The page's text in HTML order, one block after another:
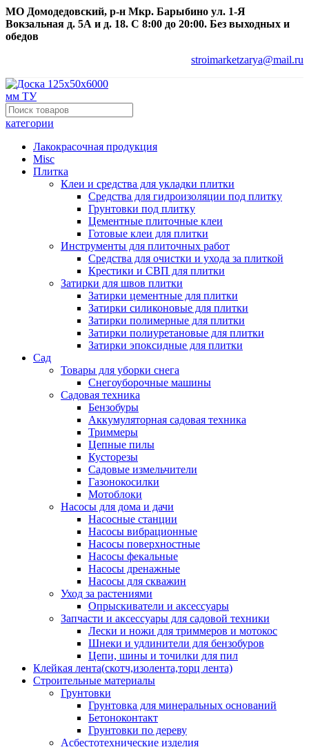
МО Домодедовский, р-н Мкр. Барыбино ул. 1-Я
Вокзальная д. 5А и д. 18. С 8:00 до 20:00. Без выходных и
обедов
stroimarketzarya@mail.ru
категории
Лакокрасочная продукция
Misc
Плитка
Клеи и средства для укладки плитки
Средства для гидроизоляции под плитку
Грунтовки под плитку
Цементные плиточные клеи
Готовые клеи для плитки
Инструменты для плиточных работ
Средства для очистки и ухода за плиткой
Крестики и СВП для плитки
Затирки для швов плитки
Затирки цементные для плитки
Затирки силиконовые для плитки
Затирки полимерные для плитки
Затирки полиуретановые для плитки
Затирки эпоксидные для плитки
Сад
Товары для уборки снега
Снегоуборочные машины
Садовая техника
Бензобуры
Аккумуляторная садовая техника
Триммеры
Цепные пилы
Кусторезы
Садовые измельчители
Газонокосилки
Мотоблоки
Насосы для дома и дачи
Насосные станции
Насосы вибрационные
Насосы поверхностные
Насосы фекальные
Насосы дренажные
Насосы для скважин
Уход за растениями
Опрыскиватели и аксессуары
Запчасти и аксессуары для садовой техники
Лески и ножи для триммеров и мотокос
Шнеки и удлинители для бензобуров
Цепи, шины и точилки для пил
Клейкая лента(скотч,изолента,торц лента)
Строительные материалы
Грунтовки
Грунтовка для минеральных оснований
Бетоноконтакт
Грунтовки по дереву
Асбестотехнические изделия